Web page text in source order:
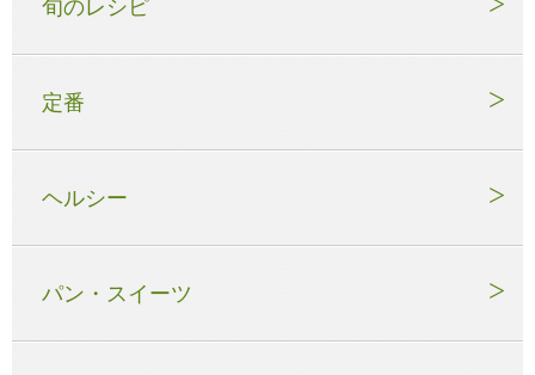
旬のレシピ
定番
ヘルシー
パン・スイーツ